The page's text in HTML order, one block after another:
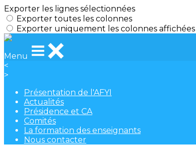
Exporter les lignes sélectionnées
Exporter toutes les colonnes
Exporter uniquement les colonnes affichées
Menu
<
>
Présentation de l'AFYI
Actualités
Présidence et CA
Comités
La formation des enseignants
Nous contacter